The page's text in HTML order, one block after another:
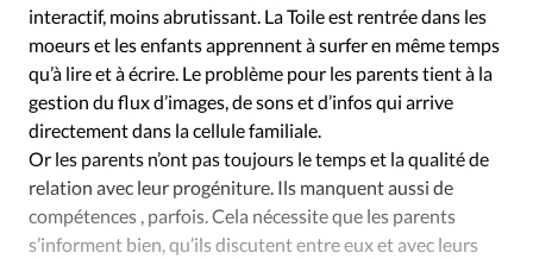
interactif, moins abrutissant. La Toile est rentrée dans les
moeurs et les enfants apprennent à surfer en même temps
qu’à lire et à écrire. Le problème pour les parents tient à la
gestion du flux d’images, de sons et d’infos qui arrive
directement dans la cellule familiale.
Or les parents n’ont pas toujours le temps et la qualité de
relation avec leur progéniture. Ils manquent aussi de
compétences , parfois. Cela nécessite que les parents
s’informent bien, qu’ils discutent entre eux et avec leurs